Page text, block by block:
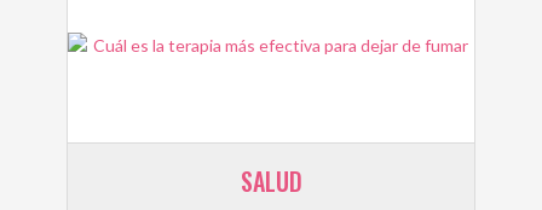
SALUD